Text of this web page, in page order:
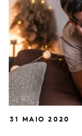
31 MAIO 2020